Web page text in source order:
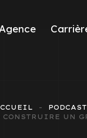
Agence
UN